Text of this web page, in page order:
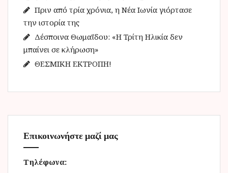
Πριν από τρία χρόνια, η Νέα Ιωνία γιόρτασε
την ιστορία της
Δέσποινα Θωμαΐδου: «Η Τρίτη Ηλικία δεν
μπαίνει σε κλήρωση»
ΘΕΣΜΙΚΗ ΕΚΤΡΟΠΗ!
Επικοινωνήστε μαζί μας
Τηλέφωνα: